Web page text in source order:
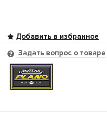
Задать вопрос о товаре